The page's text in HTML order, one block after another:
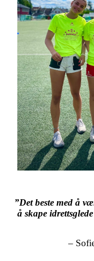
”Det beste med å
å skape
–